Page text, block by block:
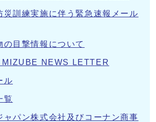
災訓練実施に伴う緊急速報メール
の目撃情報について
MIZUBE NEWS LETTER
ル
覧
ャパン株式会社及びコーナン商事